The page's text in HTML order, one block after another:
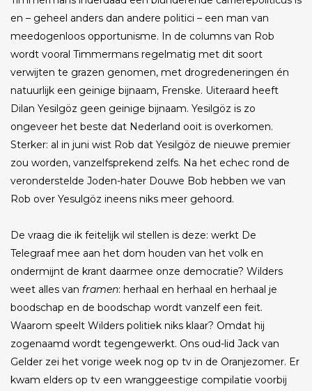
en – geheel anders dan andere politici – een man van
meedogenloos opportunisme. In de columns van Rob
wordt vooral Timmermans regelmatig met dit soort
verwijten te grazen genomen, met drogredeneringen én
natuurlijk een geinige bijnaam, Frenske. Uiteraard heeft
Dilan Yesilgöz geen geinige bijnaam. Yesilgöz is zo
ongeveer het beste dat Nederland ooit is overkomen.
Sterker: al in juni wist Rob dat Yesilgöz de nieuwe premier
zou worden, vanzelfsprekend zelfs. Na het echec rond de
veronderstelde Joden-hater Douwe Bob hebben we van
Rob over Yesulgöz ineens niks meer gehoord.
De vraag die ik feitelijk wil stellen is deze: werkt De
Telegraaf mee aan het dom houden van het volk en
ondermijnt de krant daarmee onze democratie? Wilders
weet alles van framen: herhaal en herhaal en herhaal je
boodschap en de boodschap wordt vanzelf een feit.
Waarom speelt Wilders politiek niks klaar? Omdat hij
zogenaamd wordt tegengewerkt. Ons oud-lid Jack van
Gelder zei het vorige week nog op tv in de Oranjezomer. Er
kwam elders op tv een wranggeestige compilatie voorbij